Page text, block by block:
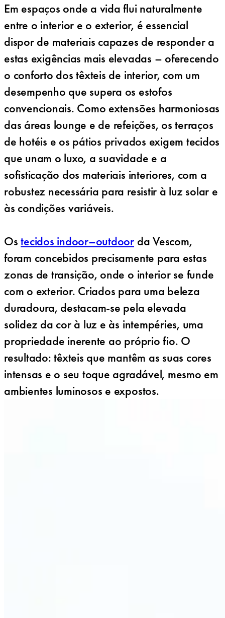
Em espaços onde a vida flui naturalmente
entre o interior e o exterior, é essencial
dispor de materiais capazes de responder a
estas exigências mais elevadas – oferecendo
o conforto dos têxteis de interior, com um
desempenho que supera os estofos
convencionais. Como extensões harmoniosas
das áreas lounge e de refeições, os terraços
de hotéis e os pátios privados exigem tecidos
que unam o luxo, a suavidade e a
sofisticação dos materiais interiores, com a
robustez necessária para resistir à luz solar e
às condições variáveis.
Ostecidos indoor–outdoor da Vescom,
foram concebidos precisamente para estas
zonas de transição, onde o interior se funde
com o exterior. Criados para uma beleza
duradoura, destacam-se pela elevada
solidez da cor à luz e às intempéries, uma
propriedade inerente ao próprio fio. O
resultado: têxteis que mantêm as suas cores
intensas e o seu toque agradável, mesmo em
ambientes luminosos e expostos.